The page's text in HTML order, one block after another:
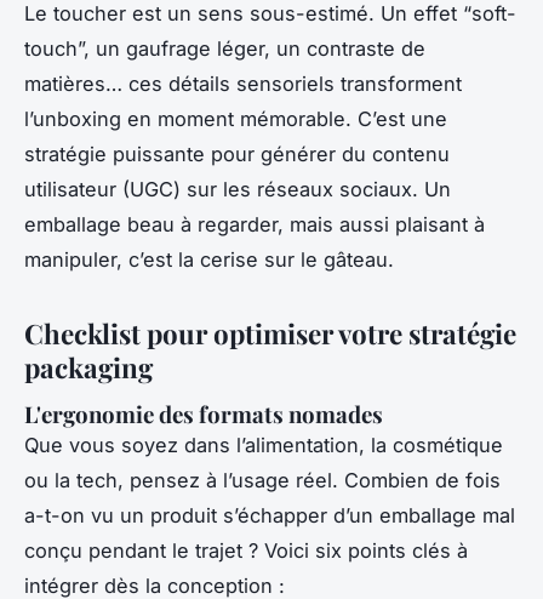
Le toucher est un sens sous-estimé. Un effet “soft-
touch”, un gaufrage léger, un contraste de
matières… ces détails sensoriels transforment
l’unboxing en moment mémorable. C’est une
stratégie puissante pour générer du contenu
utilisateur (UGC) sur les réseaux sociaux. Un
emballage beau à regarder, mais aussi plaisant à
manipuler, c’est la cerise sur le gâteau.
Checklist pour optimiser votre stratégie
packaging
L'ergonomie des formats nomades
Que vous soyez dans l’alimentation, la cosmétique
ou la tech, pensez à l’usage réel. Combien de fois
a-t-on vu un produit s’échapper d’un emballage mal
conçu pendant le trajet ? Voici six points clés à
intégrer dès la conception :